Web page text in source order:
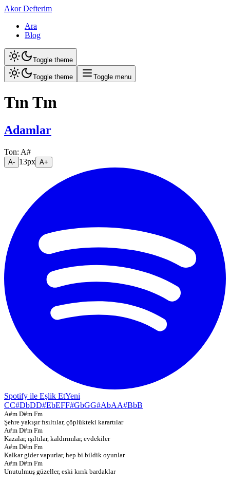
Akor Defterim
Ara
Blog
Toggle theme
Toggle theme Toggle menu
Tın Tın
Adamlar
Ton: A#
A- 13px A+
Spotify ile Eşlik EtYeni
CC#DbDD#EbEFF#GbGG#AbAA#BbB
A#m D#m Fm
Şehre yakışır fısıltılar, çöplükteki karartılar
A#m D#m Fm
Kazalar, ışıltılar, kaldırımlar, evdekiler
A#m D#m Fm
Kalkar gider vapurlar, hep bi bildik oyunlar
A#m D#m Fm
Unutulmuş güzeller, eski kırık bardaklar